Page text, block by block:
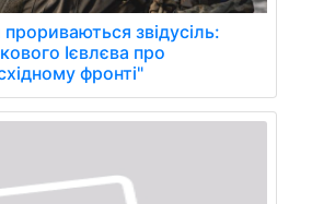
прориваються звідусіль:
Ієвлєва про
фронті"